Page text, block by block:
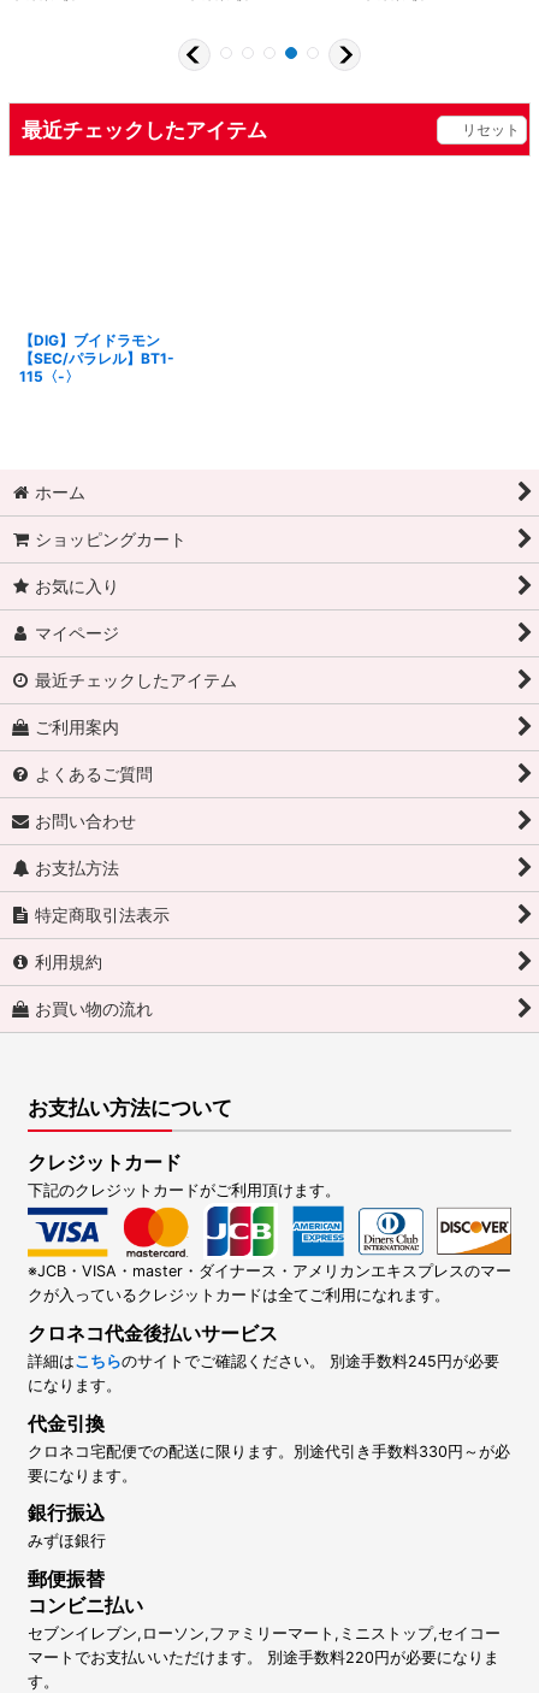
最近チェックしたアイテム リセット
【DIG】ブイドラモン
【SEC/パラレル】BT1-
115〈-〉
ホーム
ショッピングカート
お気に入り
マイページ
最近チェックしたアイテム
ご利用案内
よくあるご質問
お問い合わせ
お支払方法
特定商取引法表示
利用規約
お買い物の流れ
お支払い方法について
クレジットカード
下記のクレジットカードがご利用頂けます。
※JCB・VISA・master・ダイナース・アメリカンエキスプレスのマー
クが入っているクレジットカードは全てご利用になれます。
クロネコ代金後払いサービス
詳細はこちらのサイトでご確認ください。 別途手数料245円が必要
になります。
代金引換
クロネコ宅配便での配送に限ります。別途代引き手数料330円～が必
要になります。
銀行振込
みずほ銀行
郵便振替
コンビニ払い
セブンイレブン,ローソン,ファミリーマート,ミニストップ,セイコー
マートでお支払いいただけます。 別途手数料220円が必要になりま
す。